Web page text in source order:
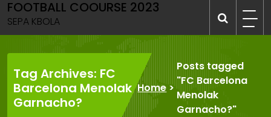
Skip
to
content
FOOTBALL COOURSE 2023
SEPA KBOLA
Tag Archives: FC
Barcelona Menolak
Garnacho?
Home>
Posts tagged
"FC Barcelona
Menolak
Garnacho?"